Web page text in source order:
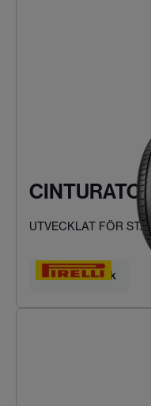
CINTURATO
UTVECKLAT FÖR
Hitta ditt däck